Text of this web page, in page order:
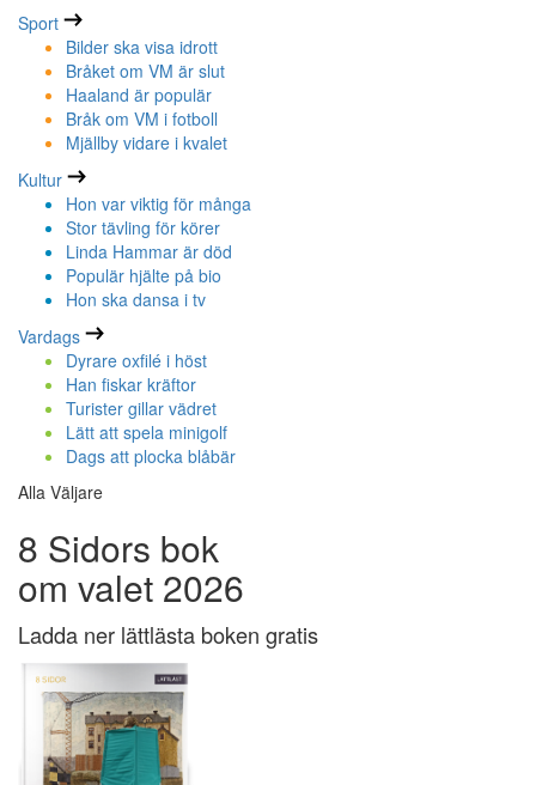
Sport
Bilder ska visa idrott
Bråket om VM är slut
Haaland är populär
Bråk om VM i fotboll
Mjällby vidare i kvalet
Kultur
Hon var viktig för många
Stor tävling för körer
Linda Hammar är död
Populär hjälte på bio
Hon ska dansa i tv
Vardags
Dyrare oxfilé i höst
Han fiskar kräftor
Turister gillar vädret
Lätt att spela minigolf
Dags att plocka blåbär
Alla Väljare
8 Sidors bok
om valet 2026
Ladda ner lättlästa boken gratis